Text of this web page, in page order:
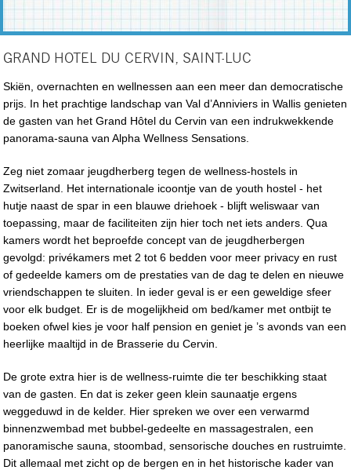
GRAND HOTEL DU CERVIN, SAINT-LUC
Skiën, overnachten en wellnessen aan een meer dan democratische
prijs. In het prachtige landschap van Val d’Anniviers in Wallis genieten
de gasten van het Grand Hôtel du Cervin van een indrukwekkende
panorama-sauna van Alpha Wellness Sensations.
Zeg niet zomaar jeugdherberg tegen de wellness-hostels in
Zwitserland. Het internationale icoontje van de youth hostel - het
hutje naast de spar in een blauwe driehoek - blijft weliswaar van
toepassing, maar de faciliteiten zijn hier toch net iets anders. Qua
kamers wordt het beproefde concept van de jeugdherbergen
gevolgd: privékamers met 2 tot 6 bedden voor meer privacy en rust
of gedeelde kamers om de prestaties van de dag te delen en nieuwe
vriendschappen te sluiten. In ieder geval is er een geweldige sfeer
voor elk budget. Er is de mogelijkheid om bed/kamer met ontbijt te
boeken ofwel kies je voor half pension en geniet je ’s avonds van een
heerlijke maaltijd in de Brasserie du Cervin.
De grote extra hier is de wellness-ruimte die ter beschikking staat
van de gasten. En dat is zeker geen klein saunaatje ergens
weggeduwd in de kelder. Hier spreken we over een verwarmd
binnenzwembad met bubbel-gedeelte en massagestralen, een
panoramische sauna, stoombad, sensorische douches en rustruimte.
Dit allemaal met zicht op de bergen en in het historische kader van